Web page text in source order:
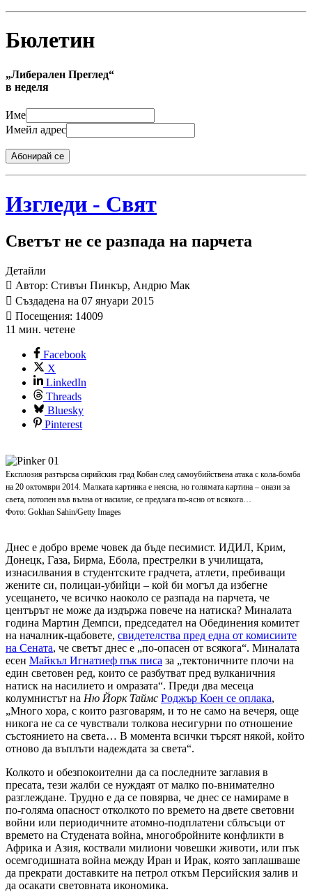
Бюлетин
„Либерален Преглед“
в неделя
Име
Имейл адрес
Абонирай се
Изгледи - Свят
Светът не се разпада на парчета
Детайли
Автор: Стивън Пинкър, Андрю Мак
Създадена на 07 януари 2015
Посещения: 14009
11 мин. четене
Facebook
X
LinkedIn
Threads
Bluesky
Pinterest
Експлозия разтърсва сирийския град Кобан след самоубийствена атака с кола-бомба
на 20 октомври 2014. Малката картинка е неясна, но голямата картина – онази за
света, потопен във вълна от насилие, се предлага по-ясно от всякога…
Фото: Gokhan Sahin/Getty Images
Днес е добро време човек да бъде песимист. ИДИЛ, Крим,
Донецк, Газа, Бирма, Ебола, престрелки в училищата,
изнасилвания в студентските градчета, атлети, пребиващи
жените си, полицаи-убийци – кой би могъл да избегне
усещането, че всичко наоколо се разпада на парчета, че
центърът не може да издържа повече на натиска? Миналата
година Мартин Демпси, председател на Обединения комитет
на началник-щабовете, свидетелства пред една от комисиите
на Сената, че светът днес е „по-опасен от всякога“. Миналата
есен Майкъл Игнатиеф пък писа за „тектоничните плочи на
един световен ред, които се разбутват пред вулканичния
натиск на насилието и омразата“. Преди два месеца
колумнистът на Ню Йорк Таймс Роджър Коен се оплака,
„Много хора, с които разговарям, и то не само на вечеря, още
никога не са се чувствали толкова несигурни по отношение
състоянието на света… В момента всички търсят някой, който
отново да въплъти надеждата за света“.
Колкото и обезпокоителни да са последните заглавия в
пресата, тези жалби се нуждаят от малко по-внимателно
разглеждане. Трудно е да се повярва, че днес се намираме в
по-голяма опасност отколкото по времето на двете световни
войни или периодичните атомно-подплатени сблъсъци от
времето на Студената война, многобройните конфликти в
Африка и Азия, коствали милиони човешки животи, или пък
осемгодишната война между Иран и Ирак, която заплашваше
да прекрати доставките на петрол откъм Персийския залив и
да осакати световната икономика.